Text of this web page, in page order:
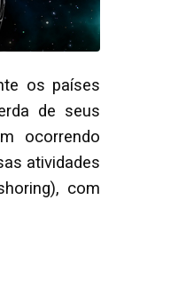
os países
de seus
ocorrendo
atividades
com